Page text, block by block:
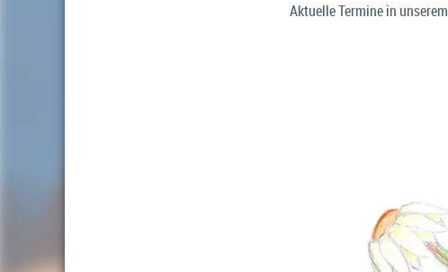
Aktuelle Termine in unserem